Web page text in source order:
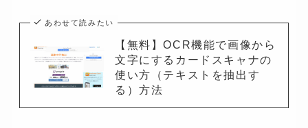
あわせて読みたい
【無料】OCR機能で画像から
文字にするカードスキャナの
使い方（テキストを抽出す
る）方法